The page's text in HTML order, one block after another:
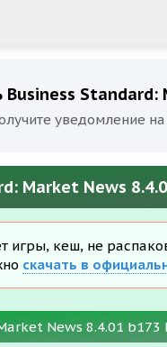
Business
уведомление
Market News
игры, кеш, не
скачать в
News 8.4.01 b173